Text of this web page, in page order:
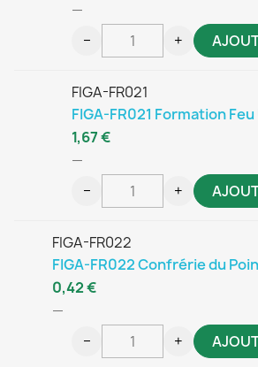
—
− +
FIGA-FR021
FIGA-FR021 Formation
—
1,67 €
− +
FIGA-FR022
FIGA-FR022 Confrérie du
—
0,42 €
− +